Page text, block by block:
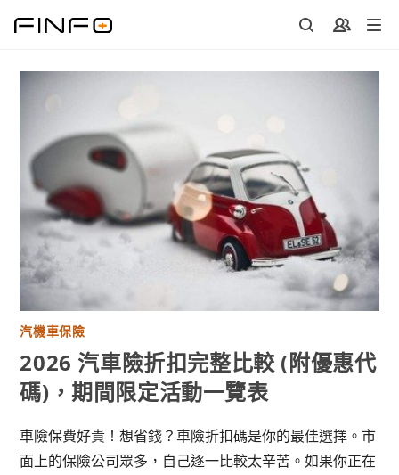
汽機車保險
2026 汽車險折扣完整比較 (附優惠代
碼)，期間限定活動一覽表
車險保費好貴！想省錢？車險折扣碼是你的最佳選擇。市
面上的保險公司眾多，自己逐一比較太辛苦。如果你正在